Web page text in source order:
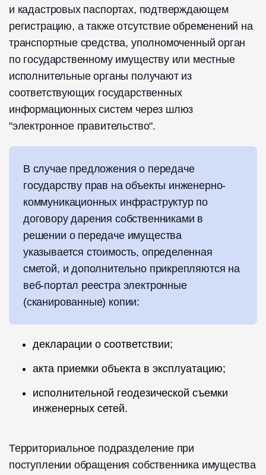
и кадастровых паспортах, подтверждающем
регистрацию, а также отсутствие обременений на
транспортные средства, уполномоченный орган
по государственному имуществу или местные
исполнительные органы получают из
соответствующих государственных
информационных систем через шлюз
"электронное правительство".
В случае предложения о передаче
государству прав на объекты инженерно-
коммуникационных инфраструктур по
договору дарения собственниками в
решении о передаче имущества
указывается стоимость, определенная
сметой, и дополнительно прикрепляются на
веб-портал реестра электронные
(сканированные) копии:
декларации о соответствии;
акта приемки объекта в эксплуатацию;
исполнительной геодезической съемки
инженерных сетей.
Территориальное подразделение при
поступлении обращения собственника имущества